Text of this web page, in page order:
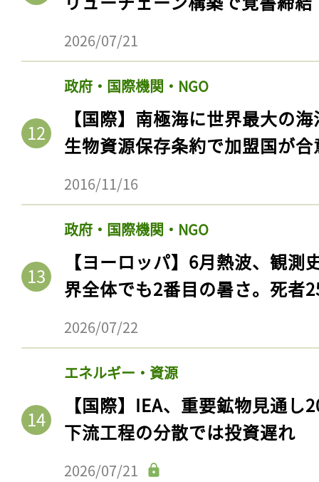
2026/07/21
政府・国際機関・NGO
【国際】南極海に世界最大の
生物資源保存条約で加盟国が合
2016/11/16
政府・国際機関・NGO
【ヨーロッパ】6月熱波、観
界全体でも2番目の暑さ。死者
2026/07/22
エネルギー・資源
【国際】IEA、重要鉱物見通
下流工程の分散では投資遅れ
2026/07/21
記事をお気に入りに
ログインが必
ログイン
会員登録